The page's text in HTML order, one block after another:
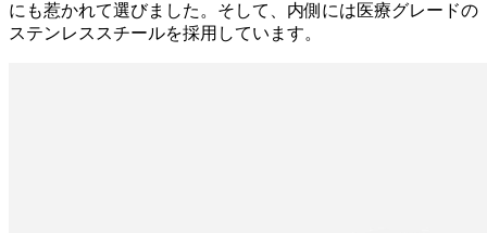
にも惹かれて選びました。そして、内側には医療グレードの
ステンレススチールを採用しています。